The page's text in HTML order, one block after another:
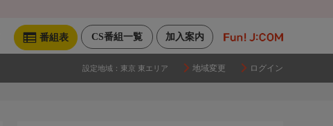
加入案内
CS番組一覧
番組表
設定地域： 東京 東エリア 地域変更 ログイン